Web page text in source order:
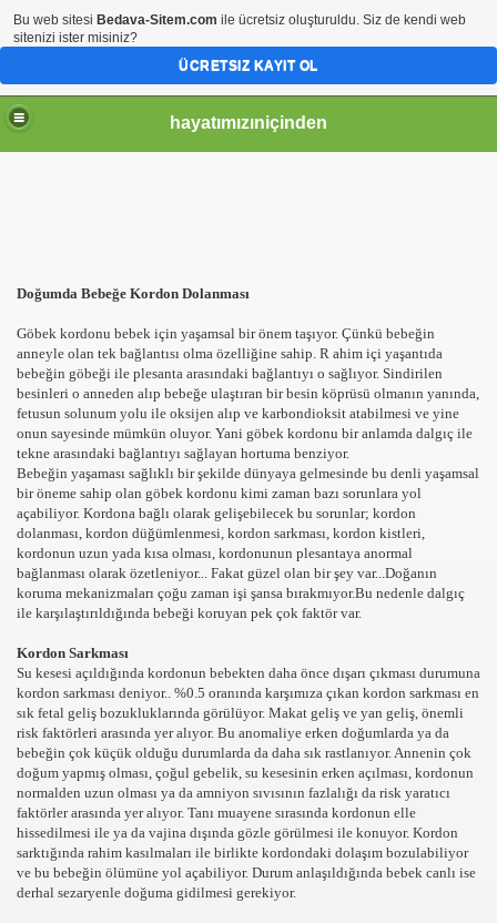
hayatımızıniçinden
Doğumda Bebeğe Kordon Dolanması
Göbek kordonu bebek için yaşamsal bir önem taşıyor. Çünkü bebeğin
anneyle olan tek bağlantısı olma özelliğine sahip. R ahim içi yaşantıda
bebeğin göbeği ile plesanta arasındaki bağlantıyı o sağlıyor. Sindirilen
besinleri o anneden alıp bebeğe ulaştıran bir besin köprüsü olmanın yanında,
fetusun solunum yolu ile oksijen alıp ve karbondioksit atabilmesi ve yine
onun sayesinde mümkün oluyor. Yani göbek kordonu bir anlamda dalgıç ile
tekne arasındaki bağlantıyı sağlayan hortuma benziyor.
Bebeğin yaşaması sağlıklı bir şekilde dünyaya gelmesinde bu denli yaşamsal
bir öneme sahip olan göbek kordonu kimi zaman bazı sorunlara yol
açabiliyor. Kordona bağlı olarak gelişebilecek bu sorunlar; kordon
dolanması, kordon düğümlenmesi, kordon sarkması, kordon kistleri,
kordonun uzun yada kısa olması, kordonunun plesantaya anormal
bağlanması olarak özetleniyor... Fakat güzel olan bir şey var...Doğanın
koruma mekanizmaları çoğu zaman işi şansa bırakmıyor.Bu nedenle dalgıç
ile karşılaştırıldığında bebeği koruyan pek çok faktör var.
Kordon Sarkması
Su kesesi açıldığında kordonun bebekten daha önce dışarı çıkması durumuna
kordon sarkması deniyor.. %0.5 oranında karşımıza çıkan kordon sarkması en
sık fetal geliş bozukluklarında görülüyor. Makat geliş ve yan geliş, önemli
risk faktörleri arasında yer alıyor. Bu anomaliye erken doğumlarda ya da
bebeğin çok küçük olduğu durumlarda da daha sık rastlanıyor. Annenin çok
doğum yapmış olması, çoğul gebelik, su kesesinin erken açılması, kordonun
normalden uzun olması ya da amniyon sıvısının fazlalığı da risk yaratıcı
faktörler arasında yer alıyor. Tanı muayene sırasında kordonun elle
hissedilmesi ile ya da vajina dışında gözle görülmesi ile konuyor. Kordon
sarktığında rahim kasılmaları ile birlikte kordondaki dolaşım bozulabiliyor
ve bu bebeğin ölümüne yol açabiliyor. Durum anlaşıldığında bebek canlı ise
derhal sezaryenle doğuma gidilmesi gerekiyor.
Bu web sitesi Bedava-Sitem.com ile ücretsiz oluşturuldu. Siz de kendi web
sitenizi ister misiniz?
ÜCRETSIZ KAYIT OL